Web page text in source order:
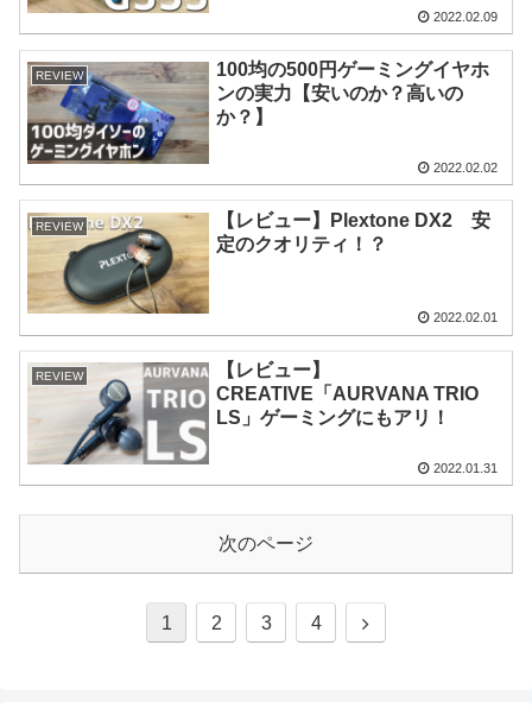
2022.02.09
REVIEW
100均の500円ゲーミングイヤホ
ンの実力【安いのか？高いの
か？】
2022.02.02
REVIEW
【レビュー】Plextone DX2 安
定のクオリティ！？
2022.02.01
REVIEW
【レビュー】
CREATIVE「AURVANA TRIO
LS」ゲーミングにもアリ！
2022.01.31
次のページ
1 2 3 4